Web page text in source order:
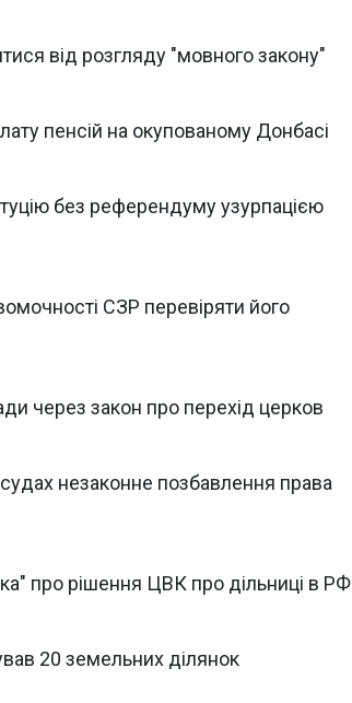
від розгляду "мовного закону"
пенсій на окупованому Донбасі
без референдуму узурпацією
СЗР перевіряти його
через закон про перехід церков
незаконне позбавлення права
про рішення ЦВК про дільниці в РФ
20 земельних ділянок